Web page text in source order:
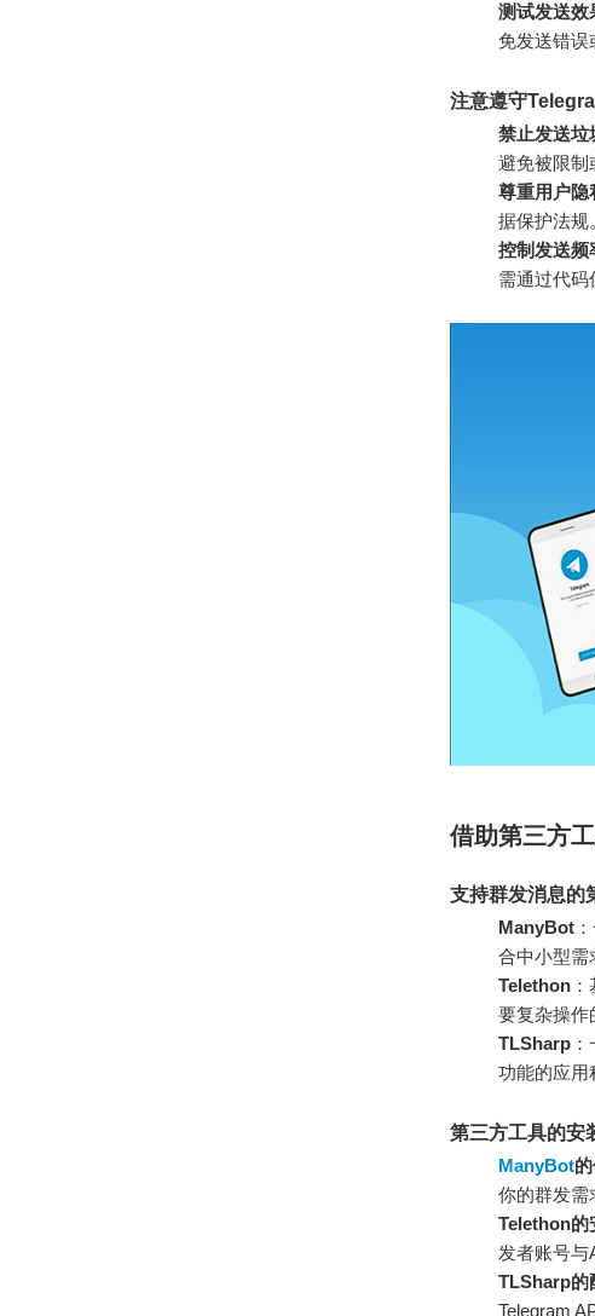
测试发送效
免发送错误
注意遵守
禁止发送垃
避免被限制
尊重用户隐
据保护法规
控制发送频
需通过代码
借助第三方
支持群发消息的
ManyBot
合中小型需
Telethon
要复杂操作
TLSharp
功能的应用
第三方工具的安
ManyBot
你的群发需
Telethon的
发者账号与
TLSharp的
Telegram